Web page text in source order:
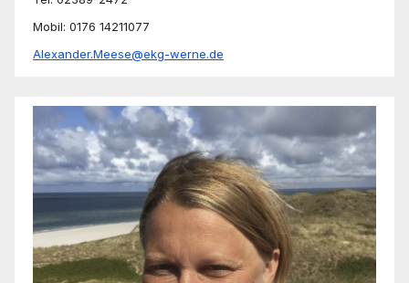
Mobil: 0176 14211077
Alexander.Meese@ekg-werne.de